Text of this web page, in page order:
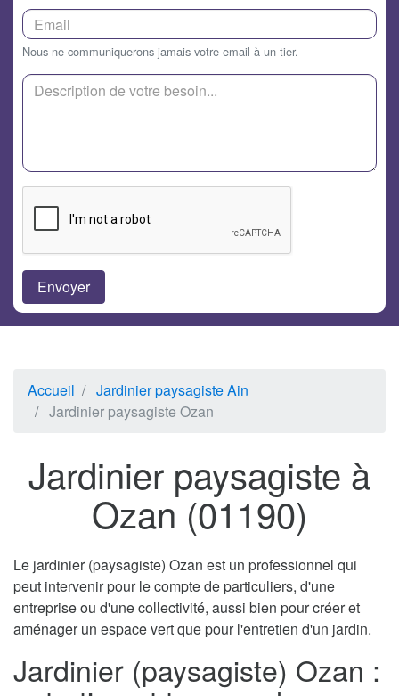
Nous ne communiquerons jamais votre email à un tier.
Accueil
Jardinier paysagiste Ain
Jardinier paysagiste Ozan
Jardinier paysagiste à
Ozan (01190)
Le jardinier (paysagiste) Ozan est un professionnel qui
peut intervenir pour le compte de particuliers, d'une
entreprise ou d'une collectivité, aussi bien pour créer et
aménager un espace vert que pour l'entretien d'un jardin.
Jardinier (paysagiste) Ozan :